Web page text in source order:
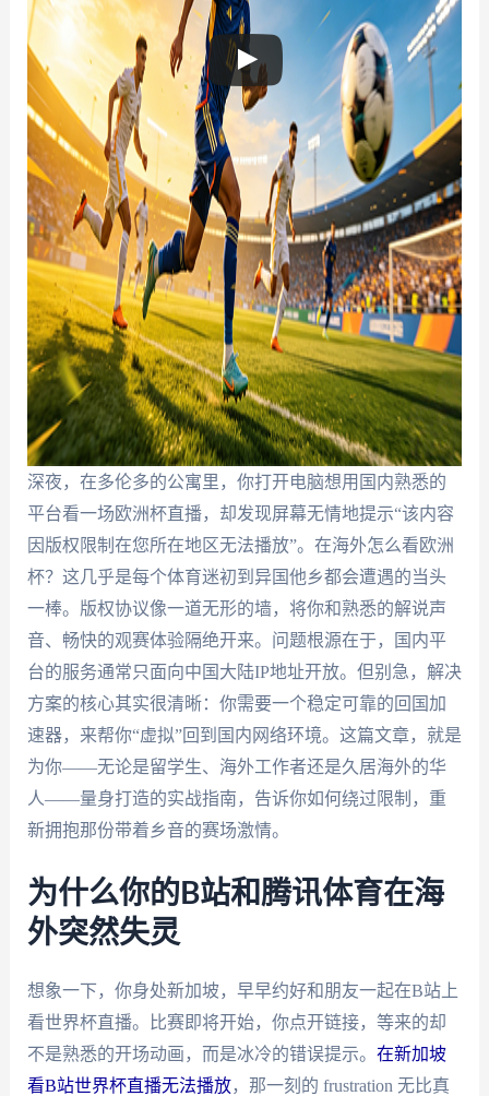
深夜，在多伦多的公寓里，你打开电脑想用国内熟悉的
平台看一场欧洲杯直播，却发现屏幕无情地提示“该内容
因版权限制在您所在地区无法播放”。在海外怎么看欧洲
杯？这几乎是每个体育迷初到异国他乡都会遭遇的当头
一棒。版权协议像一道无形的墙，将你和熟悉的解说声
音、畅快的观赛体验隔绝开来。问题根源在于，国内平
台的服务通常只面向中国大陆IP地址开放。但别急，解决
方案的核心其实很清晰：你需要一个稳定可靠的回国加
速器，来帮你“虚拟”回到国内网络环境。这篇文章，就是
为你——无论是留学生、海外工作者还是久居海外的华
人——量身打造的实战指南，告诉你如何绕过限制，重
新拥抱那份带着乡音的赛场激情。
为什么你的B站和腾讯体育在海
外突然失灵
想象一下，你身处新加坡，早早约好和朋友一起在B站上
看世界杯直播。比赛即将开始，你点开链接，等来的却
不是熟悉的开场动画，而是冰冷的错误提示。 在新加坡
看B站世界杯直播无法播放，那一刻的 frustration 无比真